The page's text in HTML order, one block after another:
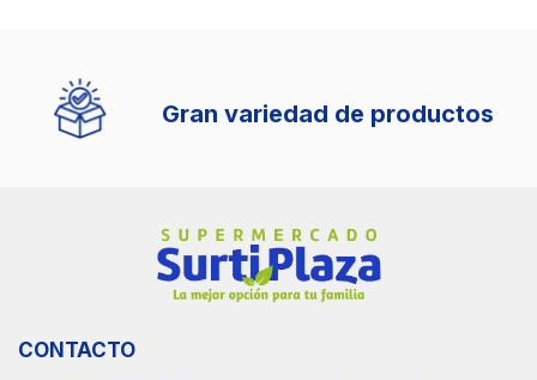
Gran variedad de productos
CONTACTO